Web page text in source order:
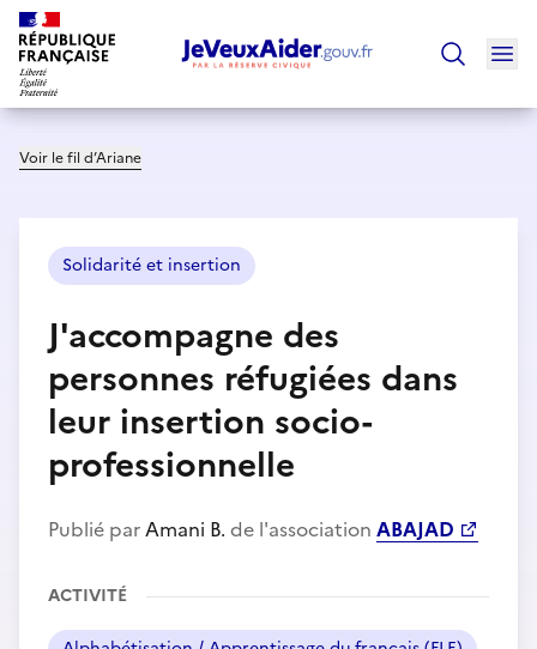
Voir le fil d’Ariane
Solidarité et insertion
J'accompagne des
personnes réfugiées dans
leur insertion socio-
professionnelle
Publié parAmani B. de l'association ABAJAD
ACTIVITÉ